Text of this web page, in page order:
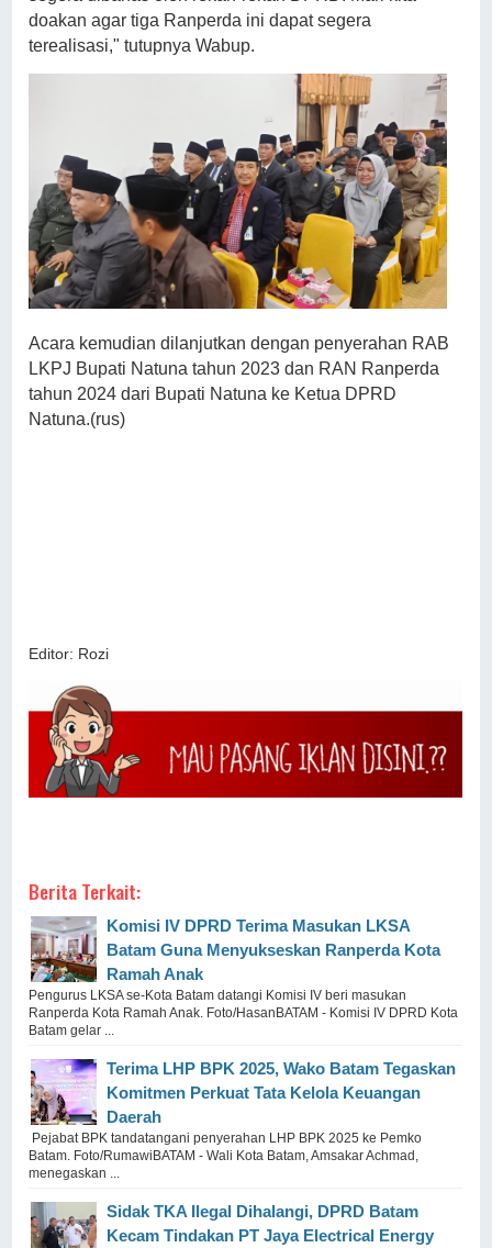
doakan agar tiga Ranperda ini dapat segera
terealisasi," tutupnya Wabup.
Acara kemudian dilanjutkan dengan penyerahan RAB
LKPJ Bupati Natuna tahun 2023 dan RAN Ranperda
tahun 2024 dari Bupati Natuna ke Ketua DPRD
Natuna.(rus)
Editor: Rozi
Berita Terkait:
Komisi IV DPRD Terima Masukan LKSA
Batam Guna Menyukseskan Ranperda Kota
Ramah Anak
Pengurus LKSA se-Kota Batam datangi Komisi IV beri masukan
Ranperda Kota Ramah Anak. Foto/HasanBATAM - Komisi IV DPRD Kota
Batam gelar ...
Terima LHP BPK 2025, Wako Batam Tegaskan
Komitmen Perkuat Tata Kelola Keuangan
Daerah
Pejabat BPK tandatangani penyerahan LHP BPK 2025 ke Pemko
Batam. Foto/RumawiBATAM - Wali Kota Batam, Amsakar Achmad,
menegaskan ...
Sidak TKA Ilegal Dihalangi, DPRD Batam
Kecam Tindakan PT Jaya Electrical Energy